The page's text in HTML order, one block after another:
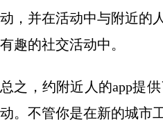
动，并在活动中与附近的
有趣的社交活动中。
总之，约附近人的app提
动。不管你是在新的城市